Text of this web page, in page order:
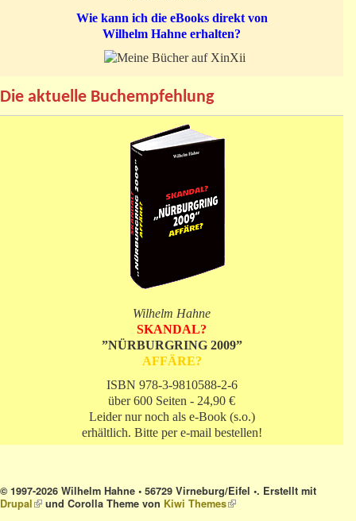
Wie kann ich die eBooks direkt von
Wilhelm Hahne erhalten?
Die aktuelle Buchempfehlung
Wilhelm Hahne
SKANDAL?
”NÜRBURGRING 2009”
AFFÄRE?
ISBN 978-3-9810588-2-6
über 600 Seiten - 24,90 €
Leider nur noch als e-Book (s.o.)
erhältlich. Bitte per e-mail bestellen!
© 1997-2026 Wilhelm Hahne • 56729 Virneburg/Eifel •. Erstellt mit
Drupal(link is external)
und Corolla Theme von Kiwi Themes(link is external)